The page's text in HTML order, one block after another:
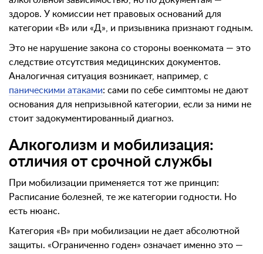
здоров. У комиссии нет правовых оснований для
категории «В» или «Д», и призывника признают годным.
Это не нарушение закона со стороны военкомата — это
следствие отсутствия медицинских документов.
Аналогичная ситуация возникает, например, с
паническими атаками: сами по себе симптомы не дают
основания для непризывной категории, если за ними не
стоит задокументированный диагноз.
Алкоголизм и мобилизация:
отличия от срочной службы
При мобилизации применяется тот же принцип:
Расписание болезней, те же категории годности. Но
есть нюанс.
Категория «В» при мобилизации не дает абсолютной
защиты. «Ограниченно годен» означает именно это —